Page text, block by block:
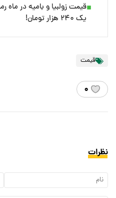
قیمت زولبیا و بامیه در ماه
یک ۲۴۰ هزار تومان!
قیمت
۰
نظرات